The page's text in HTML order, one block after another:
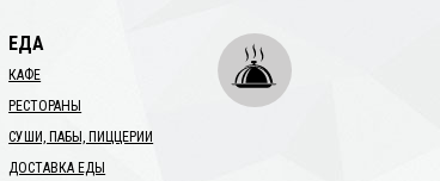
ЕДА
КАФЕ
РЕСТОРАНЫ
СУШИ, ПАБЫ, ПИЦЦЕРИИ
ДОСТАВКА ЕДЫ